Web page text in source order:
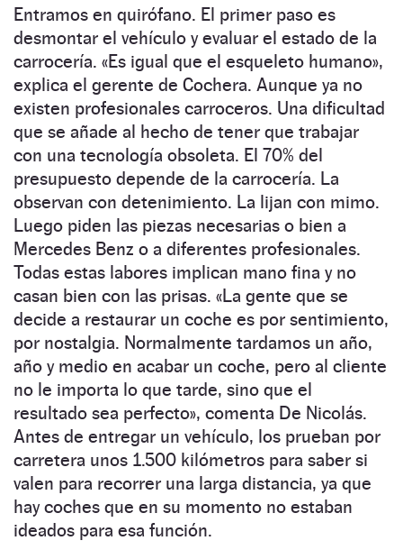
Entramos en quirófano. El primer paso es
desmontar el vehículo y evaluar el estado de la
carrocería. «Es igual que el esqueleto humano»,
explica el gerente de Cochera. Aunque ya no
existen profesionales carroceros. Una dificultad
que se añade al hecho de tener que trabajar
con una tecnología obsoleta. El 70% del
presupuesto depende de la carrocería. La
observan con detenimiento. La lijan con mimo.
Luego piden las piezas necesarias o bien a
Mercedes Benz o a diferentes profesionales.
Todas estas labores implican mano fina y no
casan bien con las prisas. «La gente que se
decide a restaurar un coche es por sentimiento,
por nostalgia. Normalmente tardamos un año,
año y medio en acabar un coche, pero al cliente
no le importa lo que tarde, sino que el
resultado sea perfecto», comenta De Nicolás.
Antes de entregar un vehículo, los prueban por
carretera unos 1.500 kilómetros para saber si
valen para recorrer una larga distancia, ya que
hay coches que en su momento no estaban
ideados para esa función.